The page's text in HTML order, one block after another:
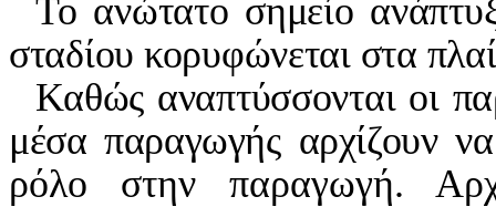
Το ανώτατο σημείο
σταδίου κορυφώνεται στα
Καθώς αναπτύσσονται οι
μέσα παραγωγής αρχίζουν
ρόλο στην παραγωγή.